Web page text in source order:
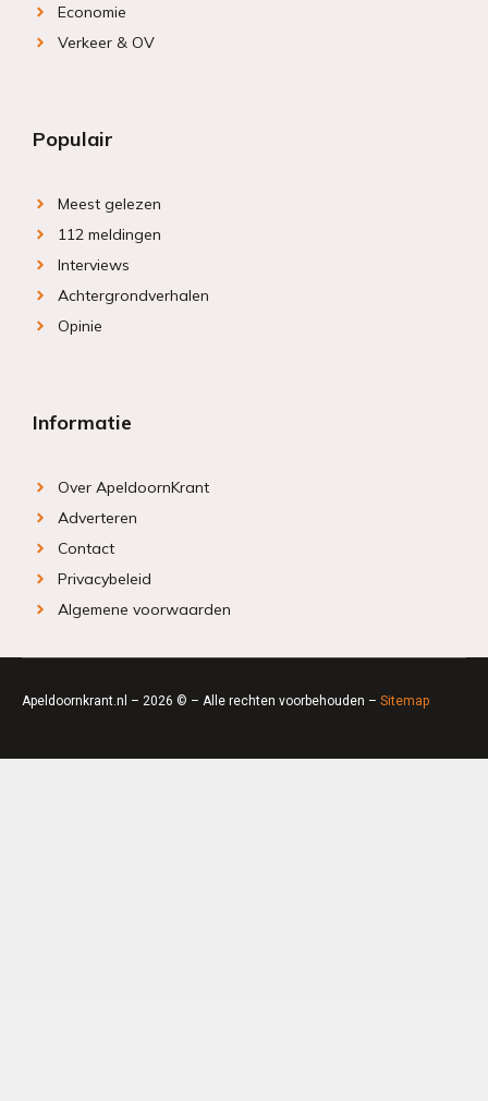
Economie
Verkeer & OV
Populair
Meest gelezen
112 meldingen
Interviews
Achtergrondverhalen
Opinie
Informatie
Over ApeldoornKrant
Adverteren
Contact
Privacybeleid
Algemene voorwaarden
Apeldoornkrant.nl – 2026 © – Alle rechten voorbehouden – Sitemap